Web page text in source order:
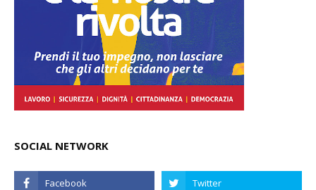
SOCIAL NETWORK